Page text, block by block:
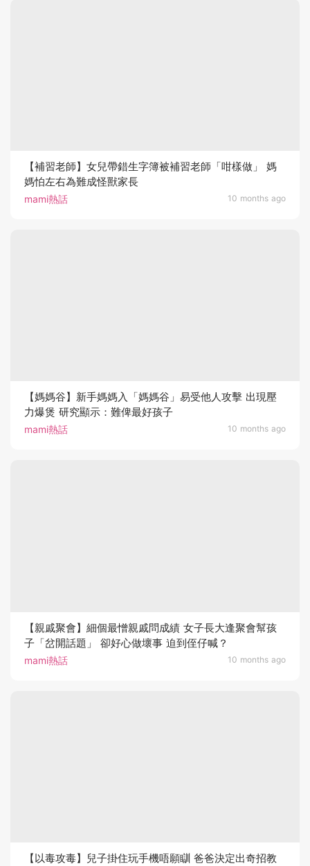
mami熱話 10 months ago
【補習老師】女兒帶錯生字簿被補習老師「咁樣做」 媽
媽怕左右為難成怪獸家長
mami熱話 10 months ago
【媽媽谷】新手媽媽入「媽媽谷」易受他人攻擊 出現壓
力爆煲 研究顯示：難俾最好孩子
mami熱話 10 months ago
【親戚聚會】細個最憎親戚問成績 女子長大逢聚會幫孩
子「岔開話題」 卻好心做壞事 迫到侄仔喊？
【以毒攻毒】兒子掛住玩手機唔願瞓 爸爸決定出奇招教